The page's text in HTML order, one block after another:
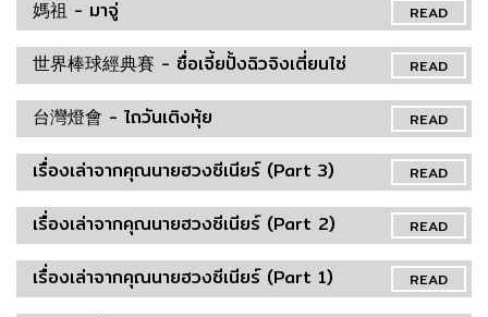
READ
媽祖 - มาจู่
READ
世界棒球經典賽 - ซื่อเจี้ยปั้งฉิวจิงเตี่ยนไซ่
READ
台灣燈會 - ไถวันเติงหุ้ย
READ
เรื่องเล่าจากคุณนายฮวงซีเนียร์ (Part 3)
READ
เรื่องเล่าจากคุณนายฮวงซีเนียร์ (Part 2)
READ
เรื่องเล่าจากคุณนายฮวงซีเนียร์ (Part 1)